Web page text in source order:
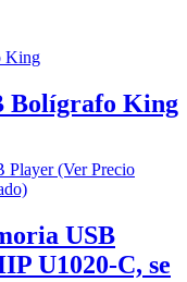
Bolígrafo King
USB
U1020-C, se